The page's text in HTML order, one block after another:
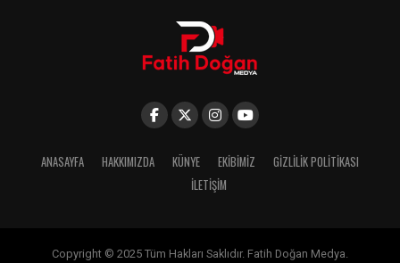
ANASAYFA HAKKIMIZDA KÜNYE EKIBIMIZ
GIZLILIK POLITIKASI
İLETIŞIM
Copyright © 2025 Tüm Hakları Saklıdır. Fatih Doğan Medya.